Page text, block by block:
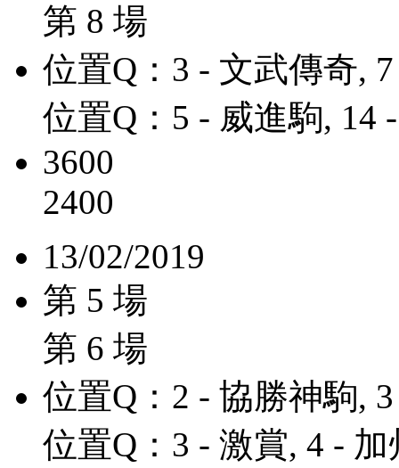
第 8 場
位置Q：3 - 文武傳奇,
位置Q：5 - 威進駒, 14
3600
2400
13/02/2019
第 5 場
第 6 場
位置Q：2 - 協勝神駒,
位置Q：3 - 激賞, 4 -